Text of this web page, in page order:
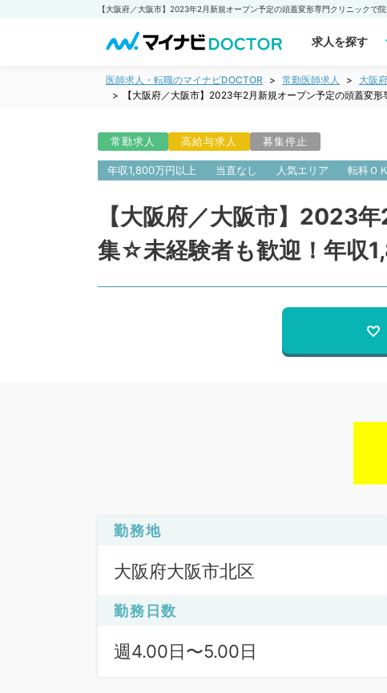
求人を探す
医師求人・転職のマイナビDOCTOR 常勤医師求人 大阪府
【大阪府／大阪市】2023年2月新規オープン予定の頭蓋変
常勤求人 高給与求人 募集停止
年収1,800万円以上 当直なし 人気エリア 転科Ｏ
【大阪府／大阪市】2023
集☆未経験者も歓迎！年収
勤務地
大阪府大阪市北区
勤務日数
週4.00日〜5.00日